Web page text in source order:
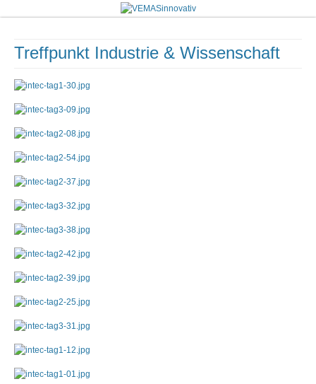
Treffpunkt Industrie & Wissenschaft